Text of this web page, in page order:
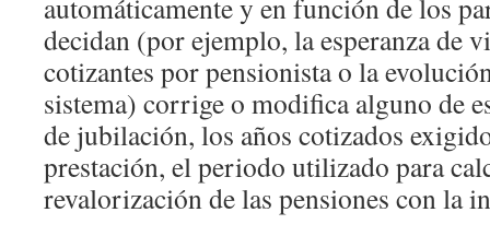
automáticamente y en función de los
decidan (por ejemplo, la esperanza de
cotizantes por pensionista o la
sistema) corrige o modifica alguno de
de jubilación, los años cotizados
prestación, el periodo utilizado para
revalorización de las pensiones con la